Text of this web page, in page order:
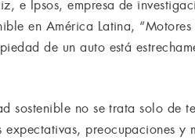
e Ipsos, empresa de
en América Latina,
de un auto está
sostenible no se trata solo de
expectativas, preocupaciones